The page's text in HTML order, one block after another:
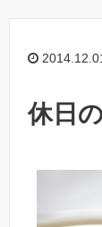
休日